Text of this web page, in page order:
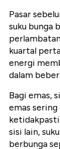
Pasar
suku bunga
kuartal
energi
dalam
Bagi emas,
emas
sisi lain,
berbunga